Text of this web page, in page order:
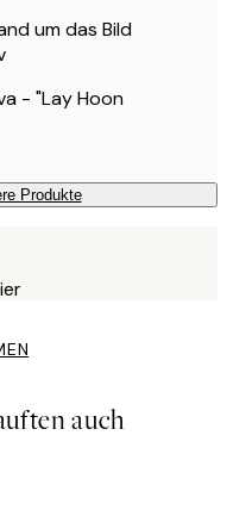
um das Bild
- "Lay Hoon
Produkte
auch